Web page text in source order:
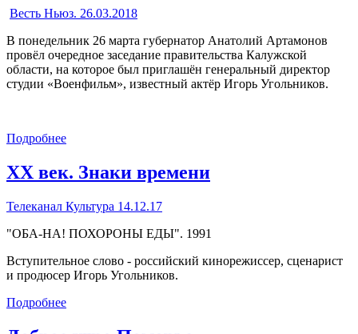
Весть Ньюз. 26.03.2018
В понедельник 26 марта губернатор Анатолий Артамонов
провёл очередное заседание правительства Калужской
области, на которое был приглашён генеральный директор
студии «Военфильм», известный актёр Игорь Угольников.
Подробнее
ХХ век. Знаки времени
Телеканал Культура 14.12.17
"ОБА-НА! ПОХОРОНЫ ЕДЫ". 1991
Вступительное слово - российский кинорежиссер, сценарист
и продюсер Игорь Угольников.
Подробнее